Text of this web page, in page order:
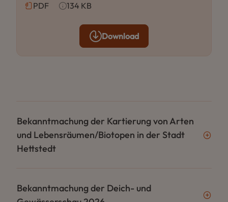
PDF 134 KB
Download
Bekanntmachung der Kartierung von Arten
und Lebensräumen/Biotopen in der Stadt
Hettstedt
Bekanntmachung der Deich- und